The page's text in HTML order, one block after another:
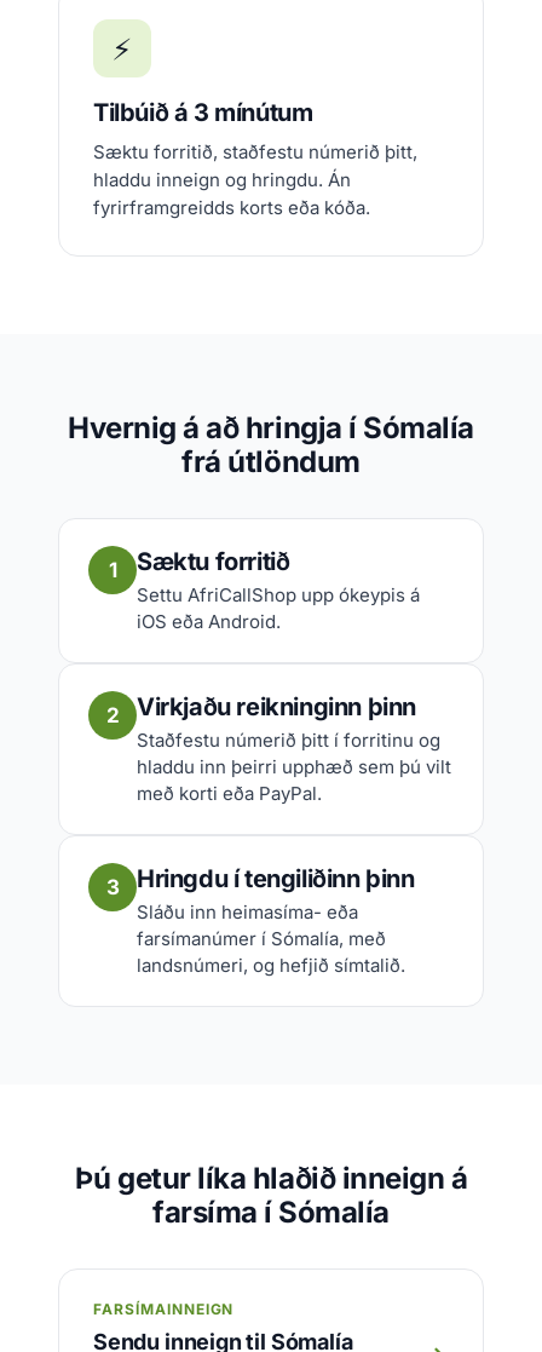
⚡
Tilbúið á 3 mínútum
Sæktu forritið, staðfestu númerið þitt,
hladdu inneign og hringdu. Án
fyrirframgreidds korts eða kóða.
Hvernig á að hringja í Sómalía
frá útlöndum
1 Sæktu forritið
Settu AfriCallShop upp ókeypis á
iOS eða Android.
2 Virkjaðu reikninginn þinn
Staðfestu númerið þitt í forritinu og
hladdu inn þeirri upphæð sem þú vilt
með korti eða PayPal.
3 Hringdu í tengiliðinn þinn
Sláðu inn heimasíma- eða
farsímanúmer í Sómalía, með
landsnúmeri, og hefjið símtalið.
Þú getur líka hlaðið inneign á
farsíma í Sómalía
FARSÍMAINNEIGN
Sendu inneign til Sómalía